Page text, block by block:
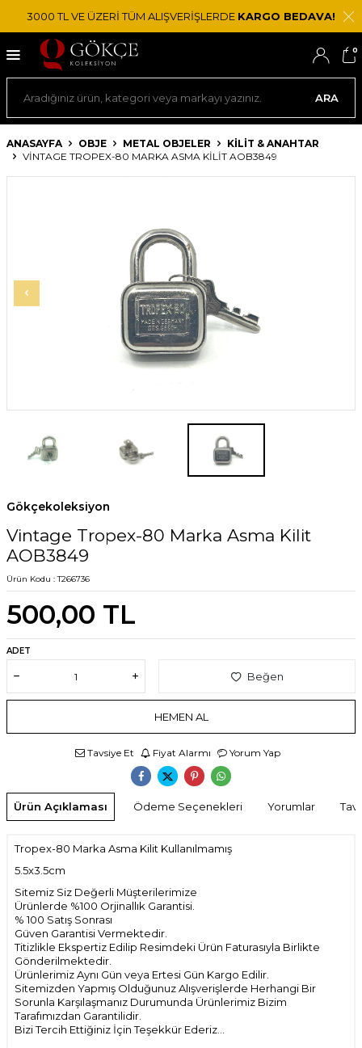
3000 TL VE ÜZERİ TÜM ALIŞVERİŞLERDE KARGO BEDAVA!
ARA
0
ANASAYFA OBJE METAL OBJELER
KILIT & ANAHTAR
VINTAGE TROPEX-80 MARKA ASMA KILIT AOB3849
Gökçekoleksiyon
Vintage Tropex-80 Marka Asma Kilit
AOB3849
Ürün Kodu :T266736
500,00 TL
ADET
Beğen
HEMEN AL
Tavsiye Et Fiyat Alarmı Yorum Yap
Ürün Açıklaması Ödeme Seçenekleri Yorumlar
Tropex-80 Marka Asma Kilit Kullanılmamış
5.5x3.5cm
Sitemiz Siz Değerli Müşterilerimize
Ürünlerde %100 Orjinallık Garantisi.
% 100 Satış Sonrası
Güven Garantisi Vermektedir.
Titizlikle Ekspertiz Edilip Resimdeki Ürün Faturasıyla Birlikte
Gönderilmektedir.
Ürünlerimiz Aynı Gün veya Ertesi Gün Kargo Edilir.
Sitemizden Yapmış Olduğunuz Alışverişlerde Herhangi Bir
Sorunla Karşılaşmanız Durumunda Ürünlerimiz Bizim
Tarafımızdan Garantilidir.
Bizi Tercih Ettiğiniz İçin Teşekkür Ederiz...